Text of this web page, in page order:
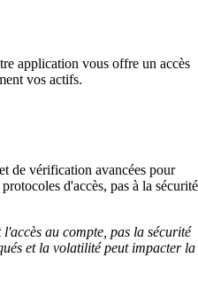
application vous offre un accès
vos actifs.
de vérification avancées pour
d'accès, pas à la sécurité
au compte, pas la sécurité
et la volatilité peut impacter la